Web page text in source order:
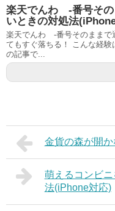
楽天でんわ -番号その
いときの対処法
楽天でんわ -番号そのままで
てもすぐ落ちる！ こんな経験
の記事で...
金貨の森が開
萌えるコンビ
法(iPhone対応)